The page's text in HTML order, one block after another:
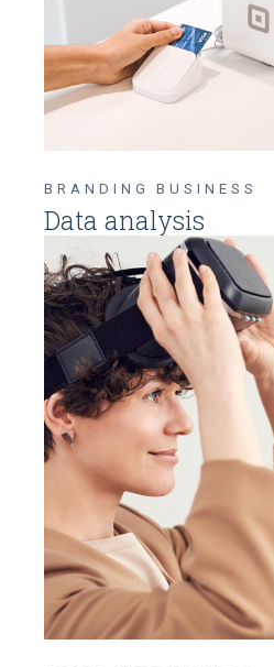
BRANDINGBUSINESS
Data analysis